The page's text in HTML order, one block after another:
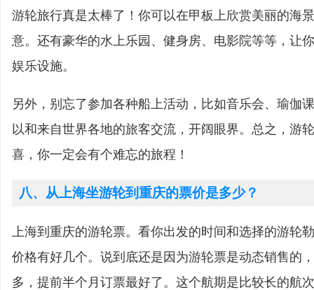
游轮旅行真是太棒了！你可以在甲板上欣赏美丽的海
意。还有豪华的水上乐园、健身房、电影院等等，让
娱乐设施。
另外，别忘了参加各种船上活动，比如音乐会、瑜伽
以和来自世界各地的旅客交流，开阔眼界。总之，游
喜，你一定会有个难忘的旅程！
八、从上海坐游轮到重庆的票价是多少？
上海到重庆的游轮票。看你出发的时间和选择的游轮
价格有好几个。说到底还是因为游轮票是动态销售的
多，提前半个月订票最好了。这个航期是比较长的航